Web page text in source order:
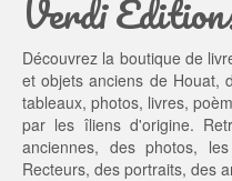
Verdi
Découvrez la boutique de
et objets anciens de Houat,
tableaux, photos, livres,
par les îliens d'origine.
anciennes, desphotos,
Recteurs, des portraits, des